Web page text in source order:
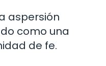
aspersión
como una
de fe.